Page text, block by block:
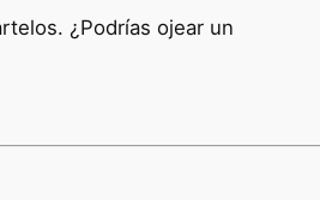
¿Podrías ojear un